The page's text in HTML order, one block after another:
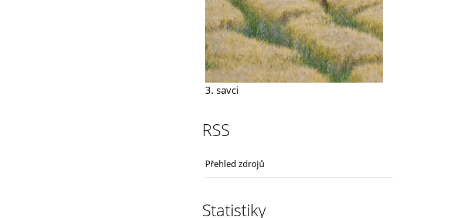
3. savci
RSS
Přehled zdrojů
Statistiky